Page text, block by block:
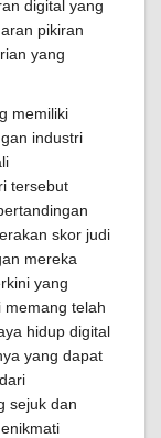
digital yang
pikiran
yang
memiliki
industri
tersebut
skor judi
mereka
yang
memang telah
hidup digital
yang dapat
sejuk dan